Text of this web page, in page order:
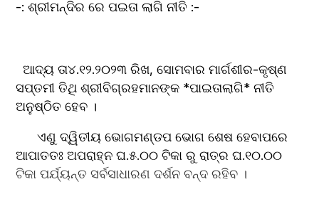
-: ଶ୍ରୀମନ୍ଦିର ରେ ପଇତା ଲାଗି ନୀତି :-
ଆଦ୍ୟ ତା୪.୧୨.୨୦୨୩ ରିଖ, ସୋମବାର ମାର୍ଗଶୀର-କୃଷ୍ଣ
ସପ୍ତମୀ ତିଥି ଶ୍ରୀବିଗ୍ରହମାନଙ୍କ *ପାଇତାଲାଗି* ନୀତି
ଅନୁଷ୍ଠିତ ହେବ ।
ଏଣୁ ଦ୍ୱିତୀୟ ଭୋଗମଣ୍ଡପ ଭୋଗ ଶେଷ ହେବାପରେ
ଆପାତତଃ ଅପରାହ୍ନ ଘ.୫.୦୦ ଟିକା ରୁ ରାତ୍ର ଘ.୧୦.୦୦
ଟିକା ପର୍ଯ୍ୟନ୍ତ ସର୍ବସାଧାରଣ ଦର୍ଶନ ବନ୍ଦ ରହିବ ।